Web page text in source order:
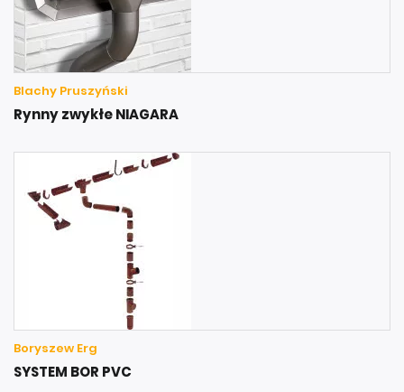
Blachy Pruszyński
Rynny zwykłe NIAGARA
Boryszew Erg
SYSTEM BOR PVC